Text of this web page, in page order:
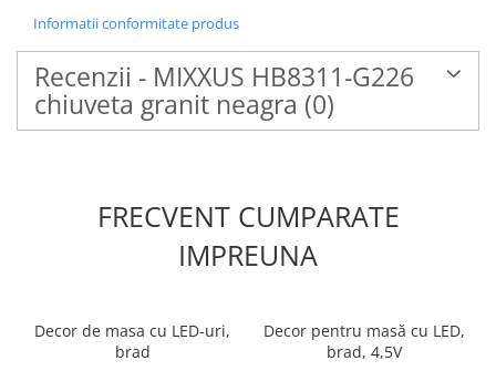
Informatii conformitate produs
Recenzii - MIXXUS HB8311-G226
chiuveta granit neagra (0)
FRECVENT CUMPARATE
IMPREUNA
Decor de masa cu LED-uri,
brad
Decor pentru masă cu LED,
brad, 4,5V